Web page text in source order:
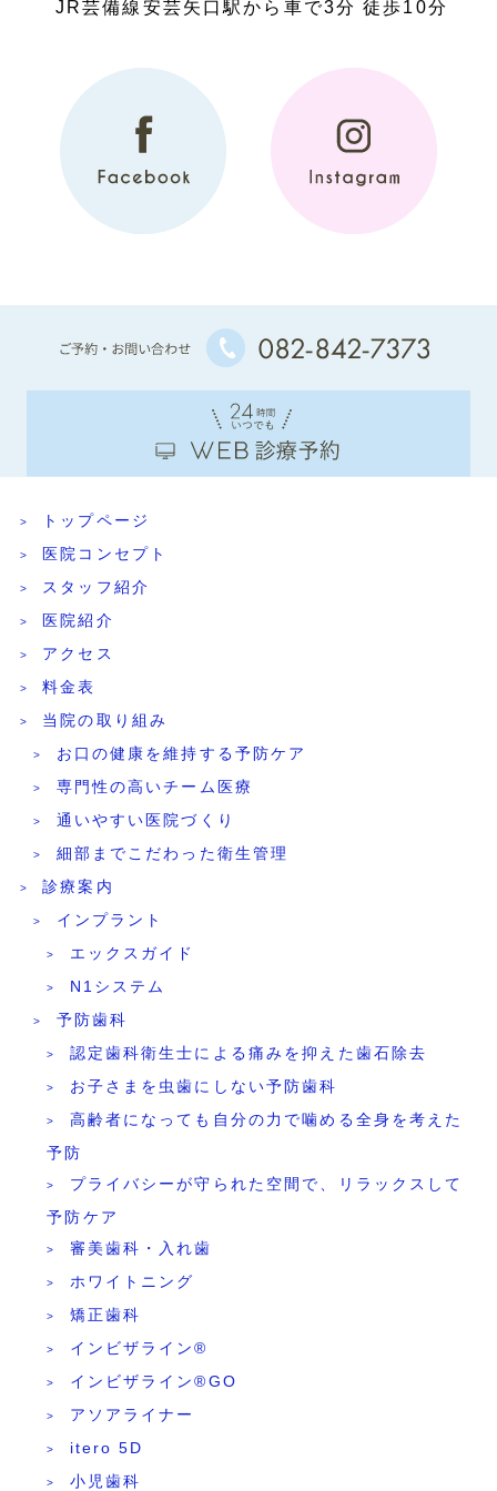
JR芸備線安芸矢口駅から車で3分 徒歩10分
トップページ
医院コンセプト
スタッフ紹介
医院紹介
アクセス
料金表
当院の取り組み
お口の健康を維持する予防ケア
専門性の高いチーム医療
通いやすい医院づくり
細部までこだわった衛生管理
診療案内
インプラント
エックスガイド
N1システム
予防歯科
認定歯科衛生士による痛みを抑えた歯石除去
お子さまを虫歯にしない予防歯科
高齢者になっても自分の力で噛める全身を考えた
予防
プライバシーが守られた空間で、リラックスして
予防ケア
審美歯科・入れ歯
ホワイトニング
矯正歯科
インビザライン®
インビザライン®GO
アソアライナー
itero 5D
小児歯科